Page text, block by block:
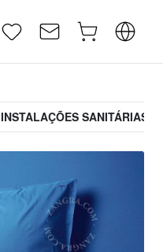
INSTALAÇÕES SANITÁRIAS